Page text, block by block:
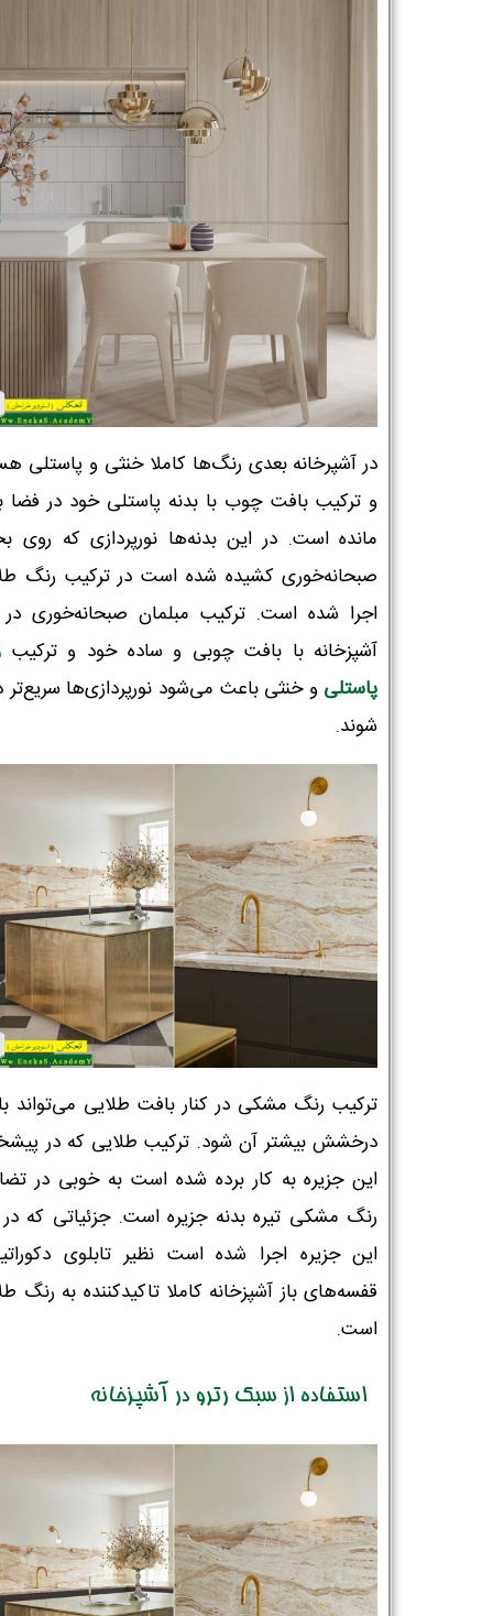
در آشپرخانه بعدی رنگ‌ها کاملا خنثی و پاستلی
و ترکیب بافت چوب با بدنه پاستلی خود در فضا
مانده است. در این بدنه‌ها نورپردازی که
صبحانه‌خوری کشیده شده است در ترکیب رنگ
اجرا شده است. ترکیب مبلمان صبحانه‌خوری در
آشپزخانه با بافت چوبی و ساده خود و ترکیب
پاستلی و خنثی باعث می‌شود نورپردازی‌ها سریع‌تر
شوند.
ترکیب رنگ مشکی در کنار بافت طلایی می‌تواند
درخشش بیشتر آن شود. ترکیب طلایی که در
این جزیره به کار برده شده است به خوبی در
رنگ مشکی تیره بدنه جزیره است. جزئیاتی که در
این جزیره اجرا شده است نظیر تابلوی
قفسه‌های باز آشپزخانه کاملا تاکیدکننده به رنگ
است.
استفاده از سبک رترو در آشپزخانه